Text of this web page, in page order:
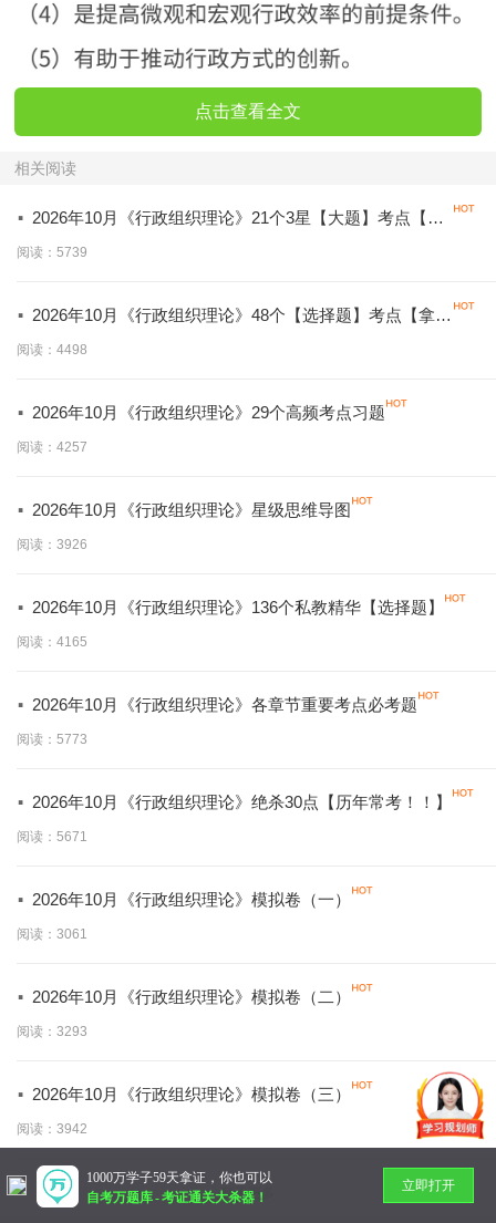
点击查看全文
相关阅读
· 2026年10月《行政组织理论》21个3星【大题】考点【拿
分必背】
阅读：5739
· 2026年10月《行政组织理论》48个【选择题】考点【拿分
必学】
阅读：4498
· 2026年10月《行政组织理论》29个高频考点习题
阅读：4257
· 2026年10月《行政组织理论》星级思维导图
阅读：3926
· 2026年10月《行政组织理论》136个私教精华【选择题】
阅读：4165
· 2026年10月《行政组织理论》各章节重要考点必考题
阅读：5773
· 2026年10月《行政组织理论》绝杀30点【历年常考！！】
阅读：5671
· 2026年10月《行政组织理论》模拟卷（一）
阅读：3061
· 2026年10月《行政组织理论》模拟卷（二）
阅读：3293
· 2026年10月《行政组织理论》模拟卷（三）
阅读：3942
暂无更多
1000万学子59天拿证，你也可以
自考万题库-考证通关大杀器！
立即打开